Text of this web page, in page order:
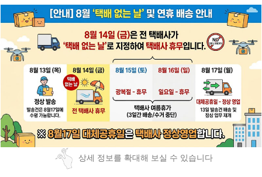
상세 정보를 확대해 보실 수 있습니다